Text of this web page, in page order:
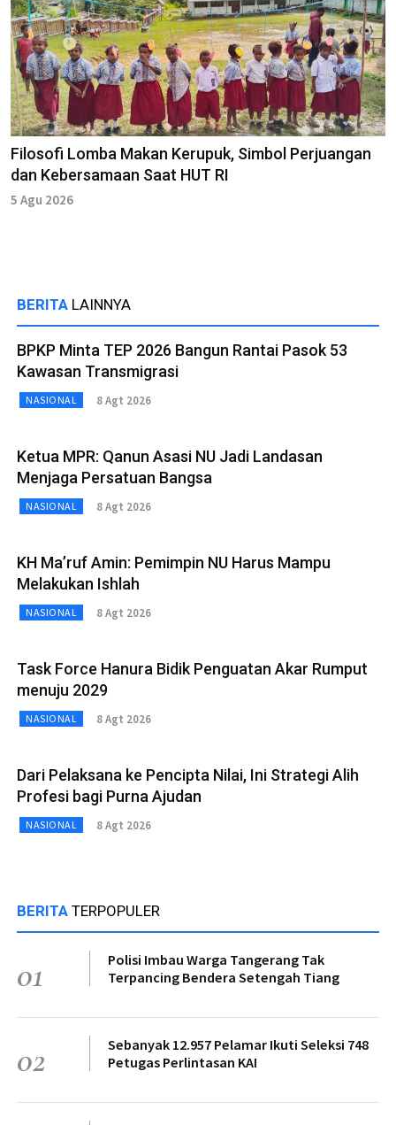
Filosofi Lomba Makan Kerupuk, Simbol Perjuangan
dan Kebersamaan Saat HUT RI
5 Agu 2026
BERITA LAINNYA
BPKP Minta TEP 2026 Bangun Rantai Pasok 53
Kawasan Transmigrasi
NASIONAL 8 Agt 2026
Ketua MPR: Qanun Asasi NU Jadi Landasan
Menjaga Persatuan Bangsa
NASIONAL 8 Agt 2026
KH Ma’ruf Amin: Pemimpin NU Harus Mampu
Melakukan Ishlah
NASIONAL 8 Agt 2026
Task Force Hanura Bidik Penguatan Akar Rumput
menuju 2029
NASIONAL 8 Agt 2026
Dari Pelaksana ke Pencipta Nilai, Ini Strategi Alih
Profesi bagi Purna Ajudan
NASIONAL 8 Agt 2026
BERITA TERPOPULER
01
Polisi Imbau Warga Tangerang Tak
Terpancing Bendera Setengah Tiang
02
Sebanyak 12.957 Pelamar Ikuti Seleksi 748
Petugas Perlintasan KAI